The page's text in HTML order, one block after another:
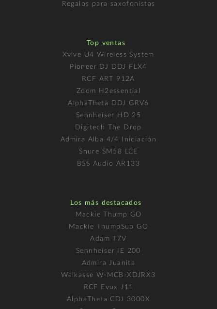
Regalos para saxofonistas
Top ventas
Xvive U4 Wireless System
Pioneer DJ DDJ FLX4
RCF ART 912A
Zoom H2essential
AlphaTheta DDJ GRV6
Sennheiser HD 25
Digitech The Drop
Admira Alba 4/4 Iniciación
Shure SM58 LCE
BSS Audio AR133
Los más destacados
Mackie Thump GO
Mackie ThumpSub GO
Adam T7V
Sennheiser IE 200
Admira Juanita
Walkasse W-MCB-XDJRX3
RCF Evox J11
AlphaTheta CDJ 3000X